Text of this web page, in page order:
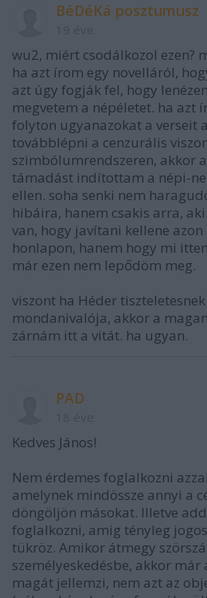
BéDéKá posztumusz
wu2, miért csodálkozol ezen?
ha azt írom egy novelláról,
azt úgy fogják fel, hogy
megvetem a népéletet. ha azt
folyton ugyanazokat a verseit
továbblépni a cenzurális
szimbólumrendszeren, akkor
támadást indítottam a népi-
ellen. soha senki nem
hibáira, hanem csakis arra,
van, hogy javítani kellene
honlapon, hanem hogy mi
már ezen nem lepődöm meg.
viszont ha Héder
mondanivalója, akkor a
zárnám itt a vitát. ha ugyan.
PAD
Kedves János!
Nem érdemes foglalkozni
amelynek mindössze annyi a
döngöljön másokat. Illetve
foglalkozni, amig tényleg
tükröz. Amikor átmegy
személyeskedésbe, akkor
magát jellemzi, nem azt az